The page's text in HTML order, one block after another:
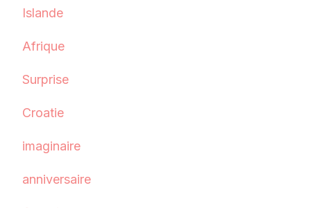
Islande
Afrique
Surprise
Croatie
imaginaire
anniversaire